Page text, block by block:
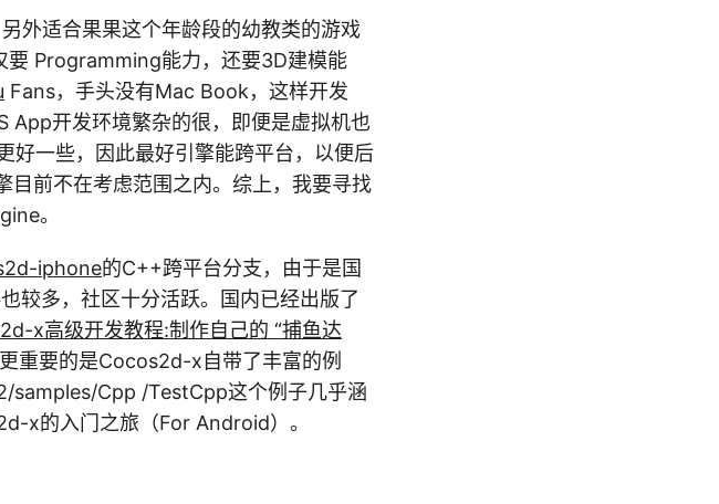
外适合果果这个年龄段的幼教类的游戏
要 Programming能力，还要3D建模能
Fans，手头没有Mac Book，这样开发
App开发环境繁杂的很，即便是虚拟机也
好一些，因此最好引擎能跨平台，以便后
目前不在考虑范围之内。综上，我要寻找
。
iphone的C++跨平台分支，由于是国
较多，社区十分活跃。国内已经出版了
x高级开发教程:制作自己的 “捕鱼达
重要的是Cocos2d-x自带了丰富的例
samples/Cpp /TestCpp这个例子几乎涵
x的入门之旅（For Android）。